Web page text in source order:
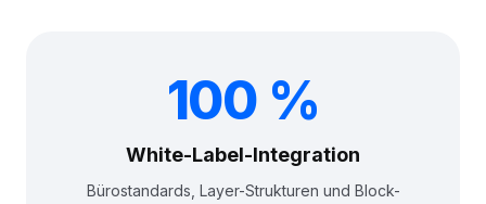
100 %
White-Label-Integration
Bürostandards, Layer-Strukturen und Block-